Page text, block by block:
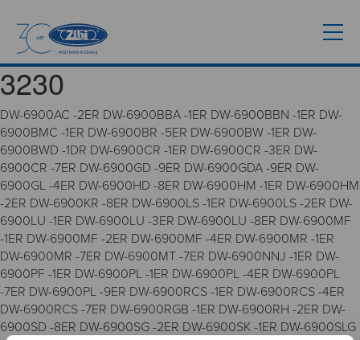
3230
DW-6900AC -2ER DW-6900BBA -1ER DW-6900BBN -1ER DW-
6900BMC -1ER DW-6900BR -5ER DW-6900BW -1ER DW-
6900BWD -1DR DW-6900CR -1ER DW-6900CR -3ER DW-
6900CR -7ER DW-6900GD -9ER DW-6900GDA -9ER DW-
6900GL -4ER DW-6900HD -8ER DW-6900HM -1ER DW-6900HM
-2ER DW-6900KR -8ER DW-6900LS -1ER DW-6900LS -2ER DW-
6900LU -1ER DW-6900LU -3ER DW-6900LU -8ER DW-6900MF
-1ER DW-6900MF -2ER DW-6900MF -4ER DW-6900MR -1ER
DW-6900MR -7ER DW-6900MT -7ER DW-6900NNJ -1ER DW-
6900PF -1ER DW-6900PL -1ER DW-6900PL -4ER DW-6900PL
-7ER DW-6900PL -9ER DW-6900RCS -1ER DW-6900RCS -4ER
DW-6900RCS -7ER DW-6900RGB -1ER DW-6900RH -2ER DW-
6900SD -8ER DW-6900SG -2ER DW-6900SK -1ER DW-6900SLG